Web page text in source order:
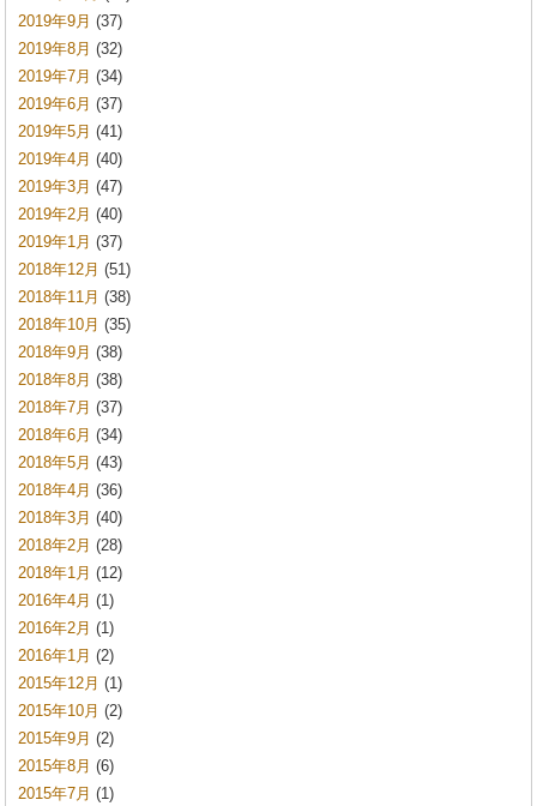
2019年9月 (37)
2019年8月 (32)
2019年7月 (34)
2019年6月 (37)
2019年5月 (41)
2019年4月 (40)
2019年3月 (47)
2019年2月 (40)
2019年1月 (37)
2018年12月 (51)
2018年11月 (38)
2018年10月 (35)
2018年9月 (38)
2018年8月 (38)
2018年7月 (37)
2018年6月 (34)
2018年5月 (43)
2018年4月 (36)
2018年3月 (40)
2018年2月 (28)
2018年1月 (12)
2016年4月 (1)
2016年2月 (1)
2016年1月 (2)
2015年12月 (1)
2015年10月 (2)
2015年9月 (2)
2015年8月 (6)
2015年7月 (1)